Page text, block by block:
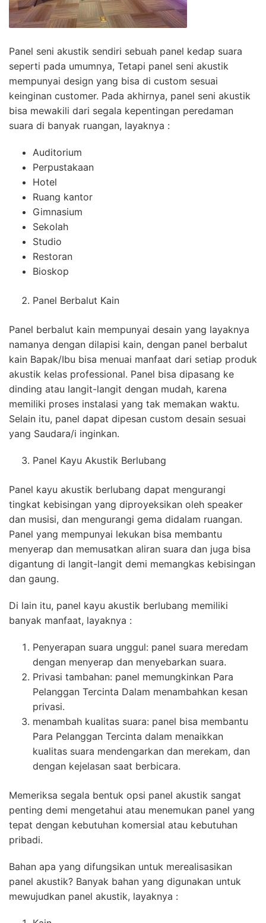
Panel seni akustik sendiri sebuah panel kedap suara
seperti pada umumnya, Tetapi panel seni akustik
mempunyai design yang bisa di custom sesuai
keinginan customer. Pada akhirnya, panel seni akustik
bisa mewakili dari segala kepentingan peredaman
suara di banyak ruangan, layaknya :
Auditorium
Perpustakaan
Hotel
Ruang kantor
Gimnasium
Sekolah
Studio
Restoran
Bioskop
Panel Berbalut Kain
Panel berbalut kain mempunyai desain yang layaknya
namanya dengan dilapisi kain, dengan panel berbalut
kain Bapak/Ibu bisa menuai manfaat dari setiap produk
akustik kelas professional. Panel bisa dipasang ke
dinding atau langit-langit dengan mudah, karena
memiliki proses instalasi yang tak memakan waktu.
Selain itu, panel dapat dipesan custom desain sesuai
yang Saudara/i inginkan.
Panel Kayu Akustik Berlubang
Panel kayu akustik berlubang dapat mengurangi
tingkat kebisingan yang diproyeksikan oleh speaker
dan musisi, dan mengurangi gema didalam ruangan.
Panel yang mempunyai lekukan bisa membantu
menyerap dan memusatkan aliran suara dan juga bisa
digantung di langit-langit demi memangkas kebisingan
dan gaung.
Di lain itu, panel kayu akustik berlubang memiliki
banyak manfaat, layaknya :
Penyerapan suara unggul: panel suara meredam
dengan menyerap dan menyebarkan suara.
Privasi tambahan: panel memungkinkan Para
Pelanggan Tercinta Dalam menambahkan kesan
privasi.
menambah kualitas suara: panel bisa membantu
Para Pelanggan Tercinta dalam menaikkan
kualitas suara mendengarkan dan merekam, dan
dengan kejelasan saat berbicara.
Memeriksa segala bentuk opsi panel akustik sangat
penting demi mengetahui atau menemukan panel yang
tepat dengan kebutuhan komersial atau kebutuhan
pribadi.
Bahan apa yang difungsikan untuk merealisasikan
panel akustik? Banyak bahan yang digunakan untuk
mewujudkan panel akustik, layaknya :